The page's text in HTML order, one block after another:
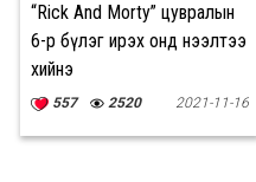
“Rick And Morty” цувралын
6-р бүлэг ирэх онд нээлтээ
хийнэ
557 2520 2021-11-16